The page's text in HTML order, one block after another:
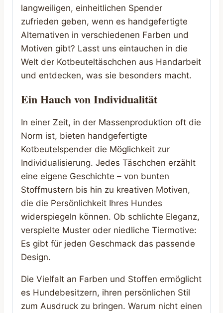
langweiligen, einheitlichen Spender
zufrieden geben, wenn es handgefertigte
Alternativen in verschiedenen Farben und
Motiven gibt? Lasst uns eintauchen in die
Welt der Kotbeuteltäschchen aus Handarbeit
und entdecken, was sie besonders macht.
Ein Hauch von Individualität
In einer Zeit, in der Massenproduktion oft die
Norm ist, bieten handgefertigte
Kotbeutelspender die Möglichkeit zur
Individualisierung. Jedes Täschchen erzählt
eine eigene Geschichte – von bunten
Stoffmustern bis hin zu kreativen Motiven,
die die Persönlichkeit Ihres Hundes
widerspiegeln können. Ob schlichte Eleganz,
verspielte Muster oder niedliche Tiermotive:
Es gibt für jeden Geschmack das passende
Design.
Die Vielfalt an Farben und Stoffen ermöglicht
es Hundebesitzern, ihren persönlichen Stil
zum Ausdruck zu bringen. Warum nicht einen